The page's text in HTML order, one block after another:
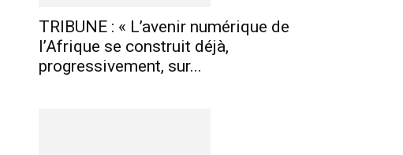
TRIBUNE : « L’avenir numérique de
l’Afrique se construit déjà,
progressivement, sur...